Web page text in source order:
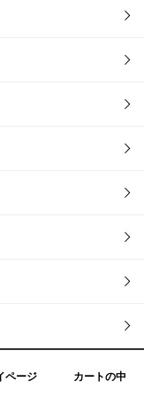
ページ カートの中